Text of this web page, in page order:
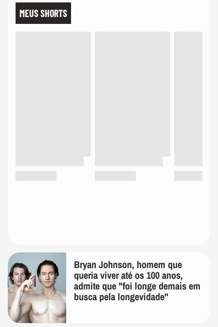
MEUS SHORTS
Bryan Johnson, homem que
queria viver até os 100 anos,
admite que "foi longe demais em
busca pela longevidade"